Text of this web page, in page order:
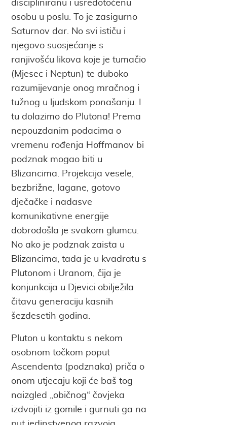
discipliniranu i usredotočenu
osobu u poslu. To je zasigurno
Saturnov dar. No svi ističu i
njegovo suosjećanje s
ranjivošću likova koje je tumačio
(Mjesec i Neptun) te duboko
razumijevanje onog mračnog i
tužnog u ljudskom ponašanju. I
tu dolazimo do Plutona! Prema
nepouzdanim podacima o
vremenu rođenja Hoffmanov bi
podznak mogao biti u
Blizancima. Projekcija vesele,
bezbrižne, lagane, gotovo
dječačke i nadasve
komunikativne energije
dobrodošla je svakom glumcu.
No ako je podznak zaista u
Blizancima, tada je u kvadratu s
Plutonom i Uranom, čija je
konjunkcija u Djevici obilježila
čitavu generaciju kasnih
šezdesetih godina.
Pluton u kontaktu s nekom
osobnom točkom poput
Ascendenta (podznaka) priča o
onom utjecaju koji će baš tog
naizgled „običnog“ čovjeka
izdvojiti iz gomile i gurnuti ga na